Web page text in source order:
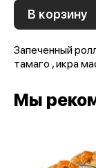
В корзину
Запеченный
тамаго , икра
Мы